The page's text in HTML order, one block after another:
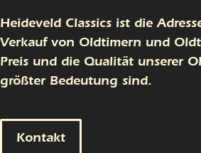
Heideveld Classics ist die
Verkauf von Oldtimern und
Preis und die Qualität unserer
größter Bedeutung sind.
Kontakt